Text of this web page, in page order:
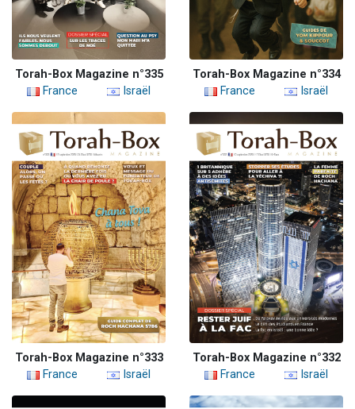
Torah-Box Magazine n°335
France
Israël
Torah-Box Magazine n°334
France
Israël
Torah-Box Magazine n°333
France
Israël
Torah-Box Magazine n°332
France
Israël